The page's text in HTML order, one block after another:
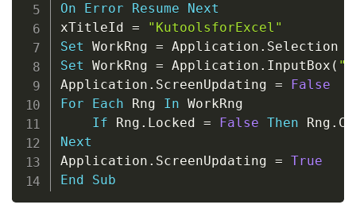
On
Error Resume
Next
xTitleId =
"KutoolsforExcel"
Set WorkRng = Application .
Set WorkRng = Application . InputBox (
Application . ScreenUpdating =
False
For
Each Rng In WorkRng
If Rng . Locked = False Then Rng .
Next
Application . ScreenUpdating = True
End
Sub